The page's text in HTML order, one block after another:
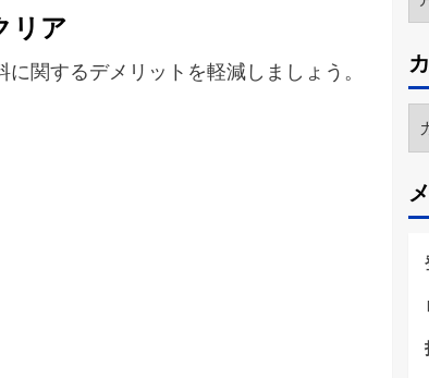
リア
関するデメリットを軽減しましょう。
ー
イ
ブ
テ
リ
ー